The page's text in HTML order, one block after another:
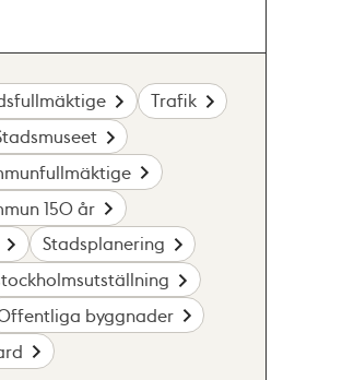
Trafik
150 år
Stadsplanering
byggnader